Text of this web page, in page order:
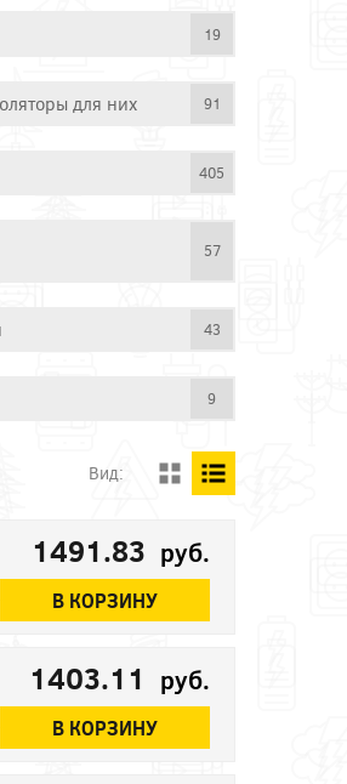
19
для них 91
405
57
43
9
Вид:
1491.83 руб.
В КОРЗИНУ
1403.11 руб.
В КОРЗИНУ